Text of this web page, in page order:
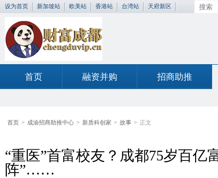
设为首页 新加坡站 欧美站 香港站 台湾站 天府新区
首页 融资并购 招商助推
首页 > 成渝招商助推中心 > 新质科创家 > 故事 > 正文
“重医”首富校友？成都75岁百亿
阵”……